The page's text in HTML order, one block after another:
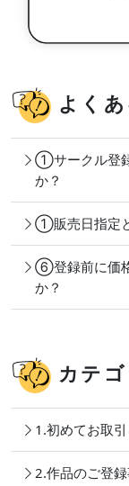
よく
①サークル登
か？
①販売日指定
⑥登録前に価
か？
カテ
1.初めてお取
2.作品のご登